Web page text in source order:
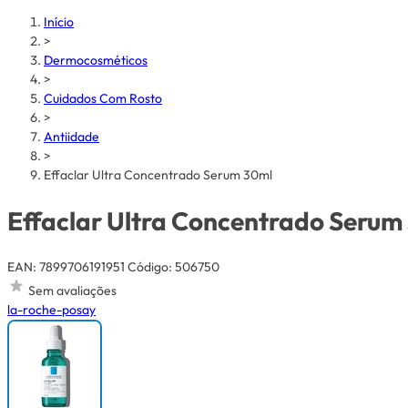
Início
>
Dermocosméticos
>
Cuidados Com Rosto
>
Antiidade
>
Effaclar Ultra Concentrado Serum 30ml
Effaclar Ultra Concentrado
EAN: 7899706191951 Código: 506750
Sem avaliações
la-roche-posay